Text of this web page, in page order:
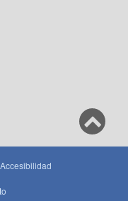
Accesibilidad